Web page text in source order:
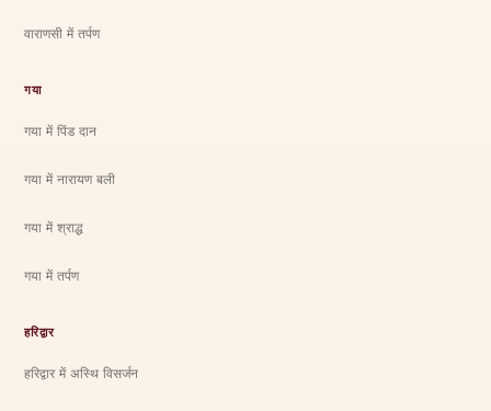
वाराणसी में तर्पण
गया
गया में पिंड दान
गया में नारायण बली
गया में श्राद्ध
गया में तर्पण
हरिद्वार
हरिद्वार में अस्थि विसर्जन